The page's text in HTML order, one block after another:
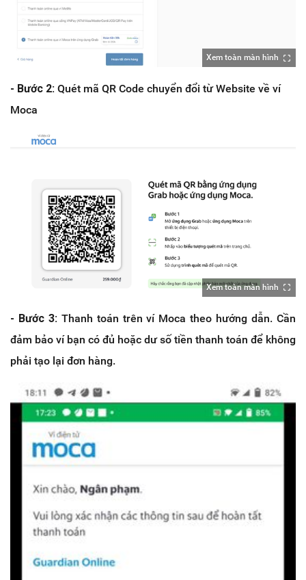
Xem toàn màn hình
- Bước 2: Quét mã QR Code chuyển đổi từ Website về ví
Moca
Xem toàn màn hình
- Bước 3: Thanh toán trên ví Moca theo hướng dẫn. Cần
đảm bảo ví bạn có đủ hoặc dư số tiền thanh toán để không
phải tạo lại đơn hàng.